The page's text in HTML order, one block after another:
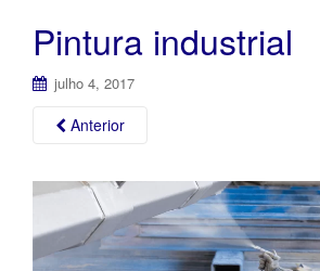
Pintura industrial
julho 4, 2017
Anterior